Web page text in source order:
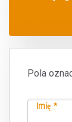
Pola
Imię *